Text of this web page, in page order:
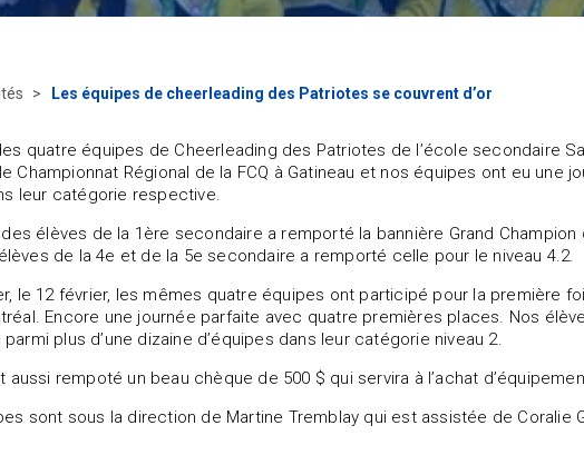
Les équipes de cheerleading des Patriotes se couvrent d’or
quatre équipes de Cheerleading des Patriotes de l’école secondaire
Championnat Régional de la FCQ à Gatineau et nos équipes ont eu une
leur catégorie respective.
des élèves de la 1ère secondaire a remporté la bannière Grand
de la 4e et de la 5e secondaire a remporté celle pour le niveau 4.2.
le 12 février, les mêmes quatre équipes ont participé pour la première
Encore une journée parfaite avec quatre premières places. Nos
parmi plus d’une dizaine d’équipes dans leur catégorie niveau 2.
aussi rempoté un beau chèque de 500 $ qui servira à l’achat
sont sous la direction de Martine Tremblay qui est assistée de Coralie